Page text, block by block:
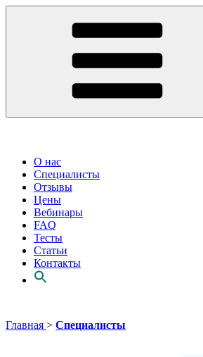
О нас
Специалисты
Отзывы
Цены
Вебинары
FAQ
Тесты
Статьи
Контакты
содержимому
Главная > Специалисты